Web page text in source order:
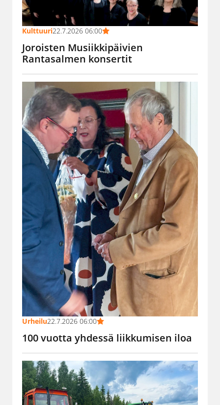
Kulttuuri22.7.2026 06:00
Joroisten Musiikkipäivien
Rantasalmen konsertit
Urheilu22.7.2026 06:00
100 vuotta yhdessä liikkumisen iloa